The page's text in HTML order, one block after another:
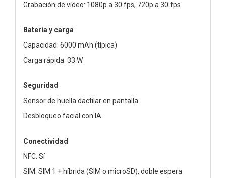
Grabación de vídeo: 1080p a 30 fps, 720p a 30 fps
Batería y carga
Capacidad: 6000 mAh (típica)
Carga rápida: 33 W
Seguridad
Sensor de huella dactilar en pantalla
Desbloqueo facial con IA
Conectividad
NFC: Sí
SIM: SIM 1 + híbrida (SIM o microSD), doble espera